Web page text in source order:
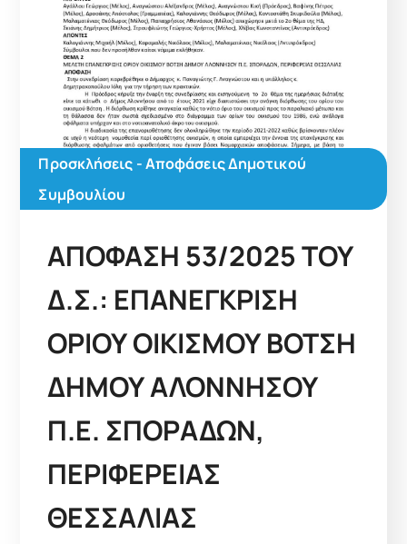
Προσκλήσεις - Αποφάσεις Δημοτικού
Συμβουλίου
ΑΠΟΦΑΣΗ 53/2025 ΤΟΥ
Δ.Σ.: ΕΠΑΝΕΓΚΡΙΣΗ
ΟΡΙΟΥ ΟΙΚΙΣΜΟΥ ΒΟΤΣΗ
ΔΗΜΟΥ ΑΛΟΝΝΗΣΟΥ
Π.Ε. ΣΠΟΡΑΔΩΝ,
ΠΕΡΙΦΕΡΕΙΑΣ
ΘΕΣΣΑΛΙΑΣ